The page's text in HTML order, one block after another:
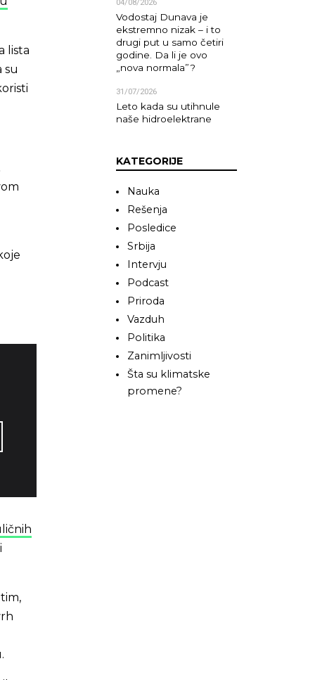
lista
su
04/08/2026
Vodostaj Dunava je
ekstremno nizak – i to
drugi put u samo četiri
godine. Da li je ovo
„nova normala”?
31/07/2026
Leto kada su utihnule
naše hidroelektrane
KATEGORIJE
Nauka
Rešenja
Posledice
Srbija
Intervju
Podcast
Priroda
Vazduh
Politika
Zanimljivosti
Šta su klimatske
promene?